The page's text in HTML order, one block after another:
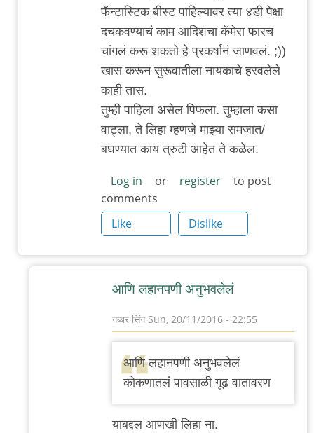
फॅन्टास्टिक बीस्ट पाहिल्यावर त्या ४डी पेक्षा
दचकवण्याचं काम आदिशचा कॅमेरा फारच
चांगलं करू शकतो हे प्रकर्षानं जाणवलं. ;))
खास करून सुरूवातीला नायकाचे हरवलेले
काही तास.
तुम्ही पाहिला असेल पिफला. तुम्हाला कसा
वाट्ला, ते लिहा म्हणजे माझ्या समजात/
बघण्यात काय त्रुटी आहेत ते कळेल.
Log in or register
to post
comments
Like
Dislike
आणि लहानपणी अनुभवलेलं
गब्बर सिंगSun, 20/11/2016 - 22:55
reply
to
आणि लहानपणी अनुभवलेलं
कोकणातलं पावसाळी गूढ वातावरण
याबद्दल आणखी लिहा ना.